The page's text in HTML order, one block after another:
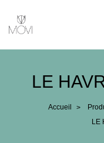
LE
Accueil >
LE